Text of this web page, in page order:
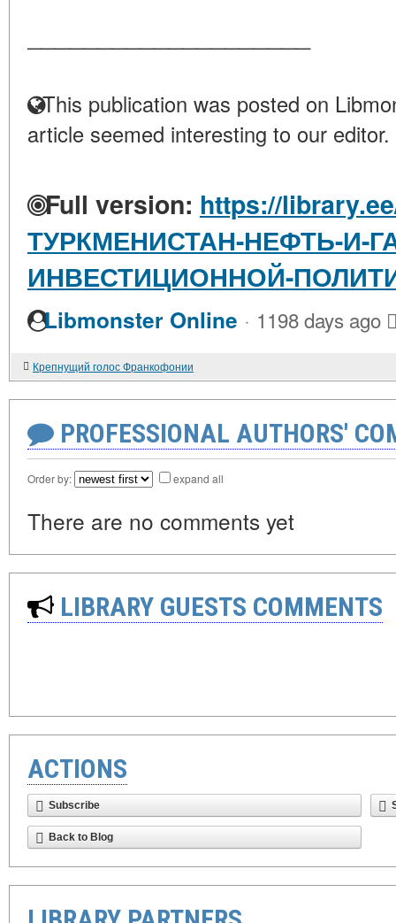
This publication was posted on
article seemed interesting to our editor.
Full version: https://
ТУРКМЕНИСТАН-НЕФТЬ-И-
ИНВЕСТИЦИОННОЙ-
Libmonster Online · 1198 days ago
Крепнущий голос Франкофонии
PROFESSIONAL AUTHORS'
Order by: expand all
There are no comments yet
LIBRARY GUESTS COMMENTS
ACTIONS
Subscribe
Back to Blog